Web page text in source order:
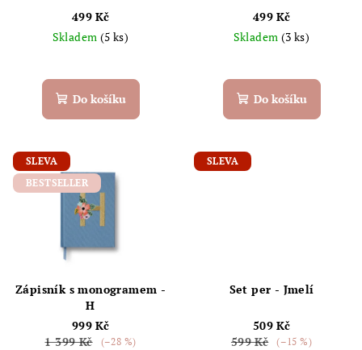
499 Kč
Skladem (5 ks)
Do košíku
499 Kč
Skladem (3 ks)
Do košíku
SLEVA
BESTSELLER
Zápisník s monogramem -
H
999 Kč
1 399 Kč
(–28 %)
SLEVA
Set per - Jmelí
509 Kč
599 Kč
(–15 %)